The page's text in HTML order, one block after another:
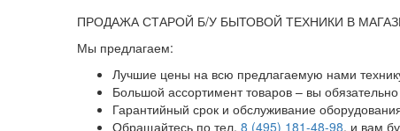
ПРОДАЖА СТАРОЙ Б/У БЫТОВОЙ ТЕХНИКИ В
Мы предлагаем:
Лучшие цены на всю предлагаемую нами
Большой ассортимент товаров – вы
Гарантийный срок и обслуживание
Обращайтесь по тел. 8 (495) 181-48-98, и вам